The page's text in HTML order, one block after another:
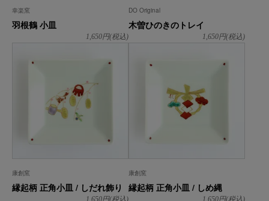
幸楽窯
羽根鶴 小皿
1,650円(税込)
DO Original
木曽ひのきのトレイ
1,650円(税込)
康創窯
縁起柄 正角小皿 / しだれ飾り
1,650円(税込)
康創窯
縁起柄 正角小皿 / しめ縄
1,650円(税込)